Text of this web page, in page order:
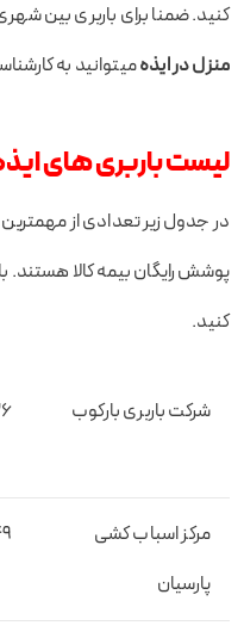
کنید. ضمنا برای باربری بین
منزل در ایذهمیتوانید به
لیست باربری های
در جدول زیر تعدادی از مهمترین
پوشش رایگان بیمه کالا
کنید.
شرکت باربری بارکوب
مرکز اسباب کشی
پارسیان